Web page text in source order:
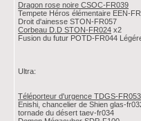
Dragon rose noire CSOC-FR039
Tempete Héros élémentaire EEN-
Droit d'ainesse STON-FR057
Corbeau D.D STON-FR024 x2
Fusion du futur POTD-FR044
Ultra:
Téléporteur d'urgence TDGS-FR053
Enishi, chancelier de Shien glas-
tornade du désert taev-fr034